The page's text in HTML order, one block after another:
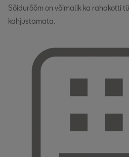
Sõidurõõm on võimalik ka rahakotti
kahjustamata.